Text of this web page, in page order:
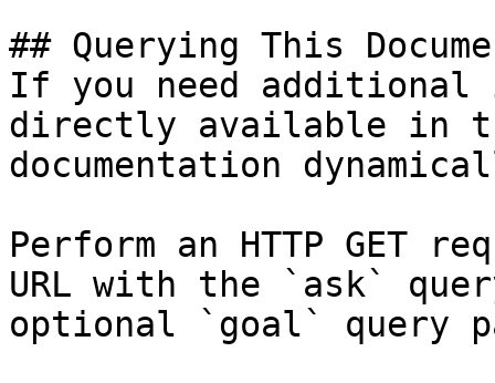
## Querying This
If you need
directly available in
documentation
Perform an HTTP GET
URL with the `ask`
optional `goal` query